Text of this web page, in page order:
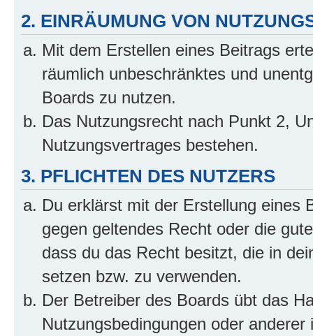
2. EINRÄUMUNG VON
Mit dem Erstellen eines Beitrags
räumlich unbeschränktes und
Boards zu nutzen.
Das Nutzungsrecht nach Punkt 2,
Nutzungsvertrages bestehen.
3. PFLICHTEN DES NUTZERS
Du erklärst mit der Erstellung eines
gegen geltendes Recht oder die
dass du das Recht besitzt, die in
setzen bzw. zu verwenden.
Der Betreiber des Boards übt das
Nutzungsbedingungen oder